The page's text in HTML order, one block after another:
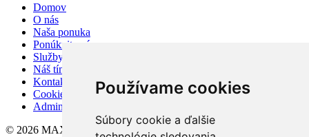
Používame cookies
Súbory cookie a ďalšie
Domov
O nás
Naša ponuka
Ponúknite nám
Služby
Náš tím
Kontakt
Cookies
Admin
© 2026 MAXXIMA